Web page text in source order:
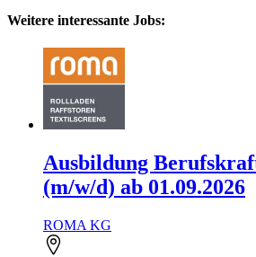
Weitere interessante Jobs:
Ausbildung
(m/w/d) ab 01.09.2026
ROMA KG